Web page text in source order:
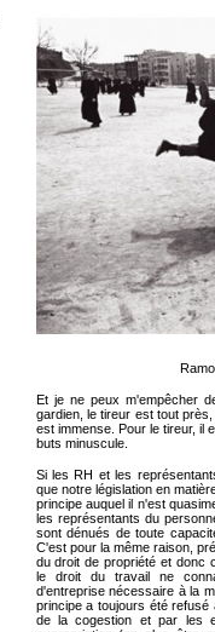
Et je ne peux m'empêcher
gardien, le tireur est tout
est immense. Pour le tireur, il
buts minuscule.
Si les RH et les
que notre législation en
principe auquel il n'est
les représentants du
sont dénués de toute
C'est pour la même raison,
du droit de propriété et donc
le droit du travail ne
d'entreprise nécessaire à la
principe a toujours été
de la cogestion et par les